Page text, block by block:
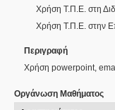
Χρήση Τ.Π.Ε. στη
Χρήση Τ.Π.Ε. στην
Περιγραφή
Χρήση powerpoint,
Οργάνωση Μαθήματος